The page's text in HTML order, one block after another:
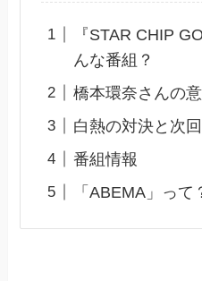
『STAR CHIP
んな番組？
橋本環奈さんの
白熱の対決と次
番組情報
「ABEMA」って